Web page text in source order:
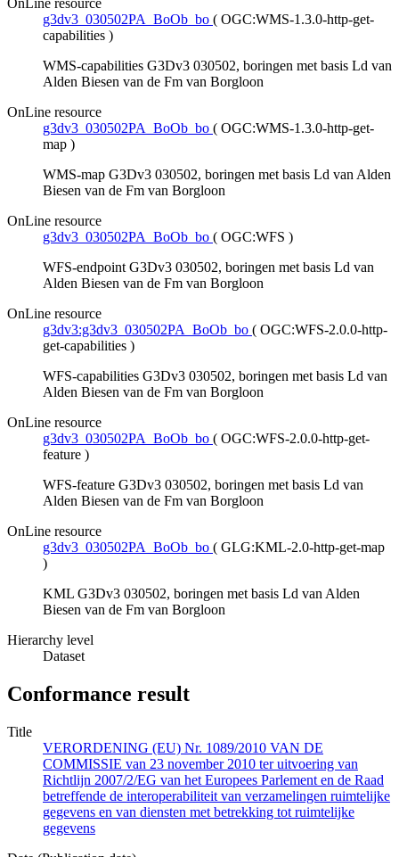
OnLine resource
g3dv3_030502PA_BoOb_bo ( OGC:WMS-1.3.0-http-get-
capabilities )
WMS-capabilities G3Dv3 030502, boringen met basis Ld van
Alden Biesen van de Fm van Borgloon
OnLine resource
g3dv3_030502PA_BoOb_bo ( OGC:WMS-1.3.0-http-get-
map )
WMS-map G3Dv3 030502, boringen met basis Ld van Alden
Biesen van de Fm van Borgloon
OnLine resource
g3dv3_030502PA_BoOb_bo ( OGC:WFS )
WFS-endpoint G3Dv3 030502, boringen met basis Ld van
Alden Biesen van de Fm van Borgloon
OnLine resource
g3dv3:g3dv3_030502PA_BoOb_bo ( OGC:WFS-2.0.0-http-
get-capabilities )
WFS-capabilities G3Dv3 030502, boringen met basis Ld van
Alden Biesen van de Fm van Borgloon
OnLine resource
g3dv3_030502PA_BoOb_bo ( OGC:WFS-2.0.0-http-get-
feature )
WFS-feature G3Dv3 030502, boringen met basis Ld van
Alden Biesen van de Fm van Borgloon
OnLine resource
g3dv3_030502PA_BoOb_bo ( GLG:KML-2.0-http-get-map
)
KML G3Dv3 030502, boringen met basis Ld van Alden
Biesen van de Fm van Borgloon
Hierarchy level
Dataset
Conformance result
Title
VERORDENING (EU) Nr. 1089/2010 VAN DE
COMMISSIE van 23 november 2010 ter uitvoering van
Richtlijn 2007/2/EG van het Europees Parlement en de Raad
betreffende de interoperabiliteit van verzamelingen ruimtelijke
gegevens en van diensten met betrekking tot ruimtelijke
gegevens